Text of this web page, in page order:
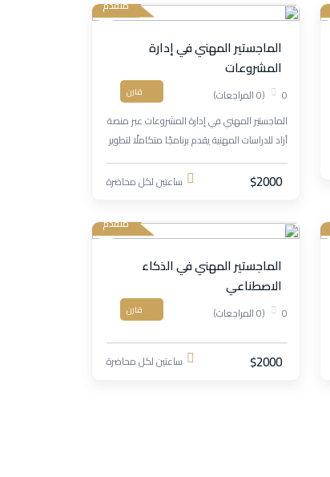
متقدم
الماجستير المهني في إدارة
المشروعات
0 (0 المراجعات) قارن
الماجستير المهني في إدارة المشروعات عبر منصة
آزاد للدراسات المهنية يقدم برنامجًا متكاملًا لتطوير
مهارات التخطيط، القيادة، إدارة الوقت والموارد،
وحل المشكلات، مع التركيز على الجودة والمرونة
$2000 ساعتين لكل محاضرة
متقدم
الماجستير المهني في الذكاء
الاصطناعي
0 (0 المراجعات) قارن
$2000 ساعتين لكل محاضرة